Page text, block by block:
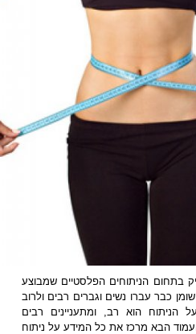
בתחום הניתוחים הפלסטיים שמבוצע
כבר עברו נשים וגברים רבים ולרוב
הוא רב, ומתעניינים רבים
הבא מרכז את כל המידע על ניתוח